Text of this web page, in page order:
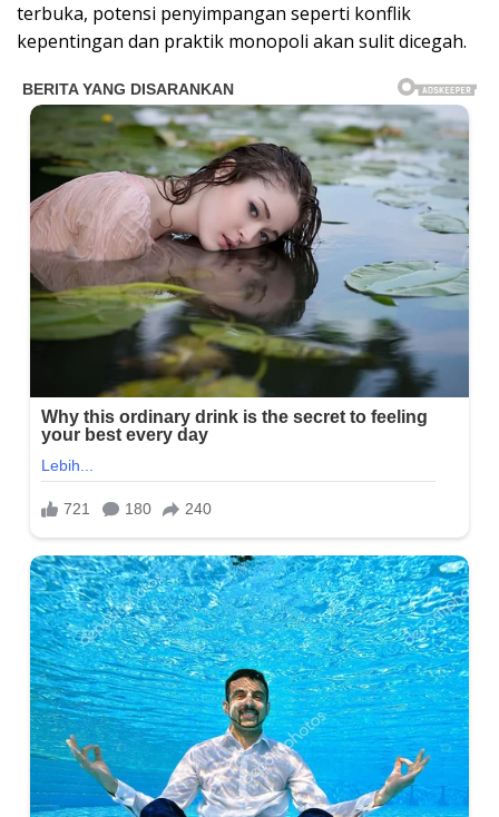
terbuka, potensi penyimpangan seperti konflik
kepentingan dan praktik monopoli akan sulit dicegah.